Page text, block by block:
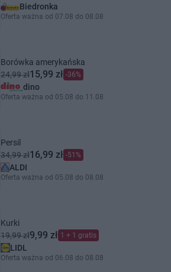
Biedronka
Oferta ważna od 07.08 do 08.08
Borówka amerykańska
24,99 zł15,99 zł -36%
dino
Oferta ważna od 05.08 do 11.08
Persil
34,99 zł16,99 zł -51%
ALDI
Oferta ważna od 05.08 do 08.08
Kurki
19,99 zł9,99 zł 1 + 1 gratis
LIDL
Oferta ważna od 06.08 do 08.08